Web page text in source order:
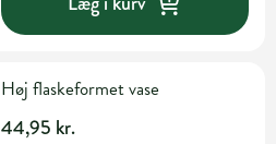
Høj flaskeformet vase
44,95 kr.